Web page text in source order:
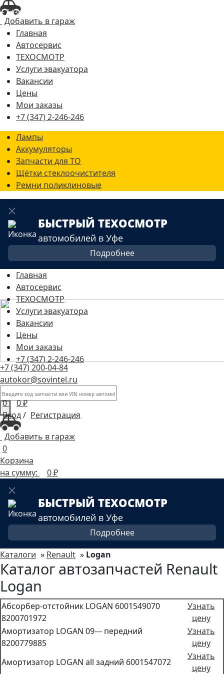
Добавить в гараж
Главная
Автосервис
ТЕХОСМОТР
Услуги эвакуатора
Вакансии
Цены
Мои заказы
+7 (347) 2-246-246
Лампы
Аккумуляторы
Запчасти для ТО
Щётки стеклоочистителя
Ремни поликлиновые
БЫСТРЫЙ ТЕХОСМОТР
автомобилей в Уфе
Подробнее
Главная
Автосервис
ТЕХОСМОТР
Услуги эвакуатора
Вакансии
Цены
Мои заказы
+7 (347) 2-246-246
0 0₽
Вход/ Регистрация
+7 (347) 200-04-84
autokor@sovintel.ru
+7 (347) 2-246-246
Добавить в гараж
0
Корзина
на сумму:
0₽
БЫСТРЫЙ ТЕХОСМОТР
автомобилей в Уфе
Подробнее
Каталоги » Renault » Logan
Каталог автозапчастей Renault
Logan
Абсорбер-отстойник LOGAN 6001549070
8200701972
Узнать
цену
Амортизатор LOGAN 09--- передний
8200779885
Узнать
цену
Амортизатор LOGAN all задний 6001547072
Узнать
цену